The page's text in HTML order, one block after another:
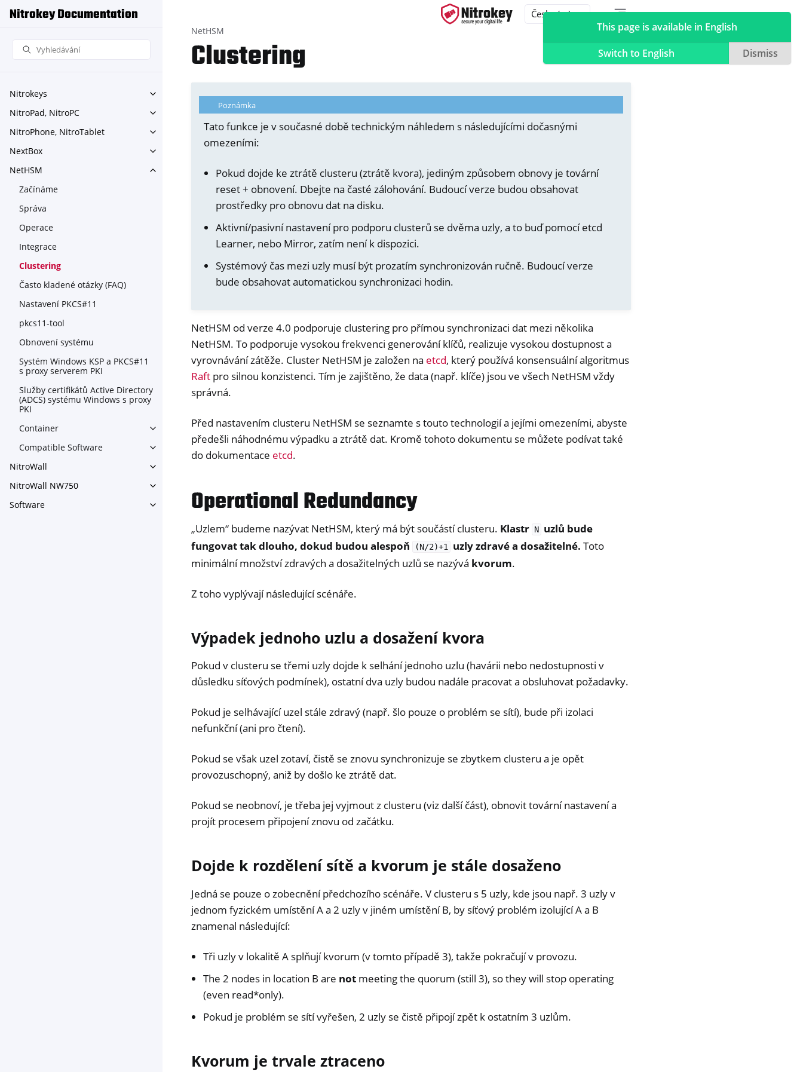
Nitrokey Documentation
Nitrokeys
Toggle navigation of Nitrokeys
NitroPad, NitroPC
Toggle navigation of NitroPad, NitroPC
NitroPhone, NitroTablet
Toggle navigation of NitroPhone, NitroTablet
NextBox
Toggle navigation of NextBox
NetHSM
Toggle navigation of NetHSM
Začínáme
Správa
Operace
Integrace
Clustering
Často kladené otázky (FAQ)
Nastavení PKCS#11
pkcs11-tool
Obnovení systému
Systém Windows KSP a PKCS#11
s proxy serverem PKI
Služby certifikátů Active Directory
(ADCS) systému Windows s proxy
PKI
Container
Toggle navigation of Container
Compatible Software
Toggle navigation of Compatible Software
NitroWall
Toggle navigation of NitroWall
NitroWall NW750
Toggle navigation of NitroWall NW750
Software
Toggle navigation of Software
NetHSM
Clustering
Poznámka
Tato funkce je v současné době technickým náhledem s následujícími dočasnými
omezeními:
Pokud dojde ke ztrátě clusteru (ztrátě kvora), jediným způsobem obnovy je tovární
reset + obnovení. Dbejte na časté zálohování. Budoucí verze budou obsahovat
prostředky pro obnovu dat na disku.
Aktivní/pasivní nastavení pro podporu clusterů se dvěma uzly, a to buď pomocí etcd
Learner, nebo Mirror, zatím není k dispozici.
Systémový čas mezi uzly musí být prozatím synchronizován ručně. Budoucí verze
bude obsahovat automatickou synchronizaci hodin.
NetHSM od verze 4.0 podporuje clustering pro přímou synchronizaci dat mezi několika
NetHSM. To podporuje vysokou frekvenci generování klíčů, realizuje vysokou dostupnost a
vyrovnávání zátěže. Cluster NetHSM je založen na etcd, který používá konsensuální algoritmus
Raft pro silnou konzistenci. Tím je zajištěno, že data (např. klíče) jsou ve všech NetHSM vždy
správná.
Před nastavením clusteru NetHSM se seznamte s touto technologií a jejími omezeními, abyste
předešli náhodnému výpadku a ztrátě dat. Kromě tohoto dokumentu se můžete podívat také
do dokumentace etcd.
Operational Redundancy
„Uzlem“ budeme nazývat NetHSM, který má být součástí clusteru. Klastr N uzlů bude
fungovat tak dlouho, dokud budou alespoň
(N/2)+1 uzly zdravé a dosažitelné. Toto
minimální množství zdravých a dosažitelných uzlů se nazývá kvorum.
Z toho vyplývají následující scénáře.
Výpadek jednoho uzlu a dosažení kvora
Pokud v clusteru se třemi uzly dojde k selhání jednoho uzlu (havárii nebo nedostupnosti v
důsledku síťových podmínek), ostatní dva uzly budou nadále pracovat a obsluhovat požadavky.
Pokud je selhávající uzel stále zdravý (např. šlo pouze o problém se sítí), bude při izolaci
nefunkční (ani pro čtení).
Pokud se však uzel zotaví, čistě se znovu synchronizuje se zbytkem clusteru a je opět
provozuschopný, aniž by došlo ke ztrátě dat.
Pokud se neobnoví, je třeba jej vyjmout z clusteru (viz další část), obnovit tovární nastavení a
projít procesem připojení znovu od začátku.
Dojde k rozdělení sítě a kvorum je stále dosaženo
Jedná se pouze o zobecnění předchozího scénáře. V clusteru s 5 uzly, kde jsou např. 3 uzly v
jednom fyzickém umístění A a 2 uzly v jiném umístění B, by síťový problém izolující A a B
znamenal následující:
Tři uzly v lokalitě A splňují kvorum (v tomto případě 3), takže pokračují v provozu.
The 2 nodes in location B are not meeting the quorum (still 3), so they will stop operating
(even read*only).
Pokud je problém se sítí vyřešen, 2 uzly se čistě připojí zpět k ostatním 3 uzlům.
Kvorum je trvale ztraceno
This page is available in English
Switch to English
Dismiss